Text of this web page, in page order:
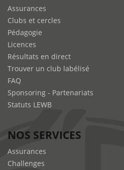
Assurances
Clubs et cercles
Pédagogie
Licences
Résultats en direct
Trouver un club labélisé
FAQ
Sponsoring - Partenariats
Statuts LEWB
NOS SERVICES
Assurances
Challenges